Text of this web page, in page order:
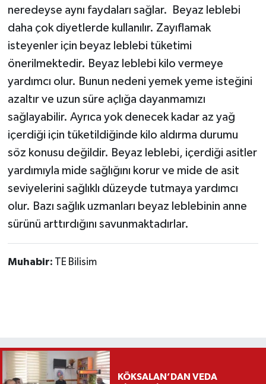
neredeyse aynı faydaları sağlar. Beyaz leblebi
daha çok diyetlerde kullanılır. Zayıflamak
isteyenler için beyaz leblebi tüketimi
önerilmektedir. Beyaz leblebi kilo vermeye
yardımcı olur. Bunun nedeni yemek yeme isteğini
azaltır ve uzun süre açlığa dayanmamızı
sağlayabilir. Ayrıca yok denecek kadar az yağ
içerdiği için tüketildiğinde kilo aldırma durumu
söz konusu değildir. Beyaz leblebi, içerdiği asitler
yardımıyla mide sağlığını korur ve mide de asit
seviyelerini sağlıklı düzeyde tutmaya yardımcı
olur. Bazı sağlık uzmanları beyaz leblebinin anne
sürünü arttırdığını savunmaktadırlar.
Muhabir: TE Bilisim
KÖKSALAN’DAN VEDA